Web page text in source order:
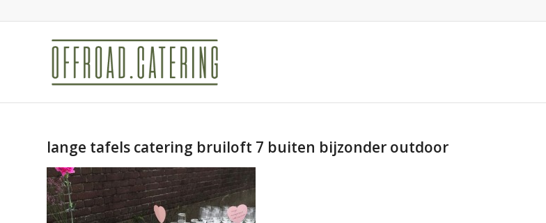
lange tafels catering bruiloft 7 buiten bijzonder outdoor